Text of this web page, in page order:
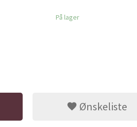
På lager
Ønskeliste